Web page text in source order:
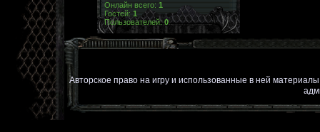
Онлайн всего: 1
Гостей: 1
Пользователей:0
Авторское право на игру и использованные в ней